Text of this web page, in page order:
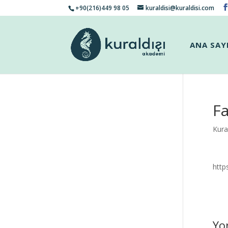
+90(216)449 98 05 kuraldisi@kuraldisi.com
ANA